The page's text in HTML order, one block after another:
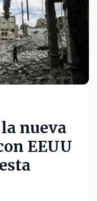
nueva
EEUU